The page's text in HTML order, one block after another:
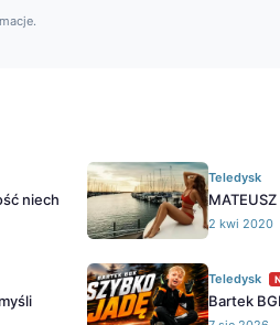
niech
Teledysk
2 kwi 2020
Teledysk
Bartek